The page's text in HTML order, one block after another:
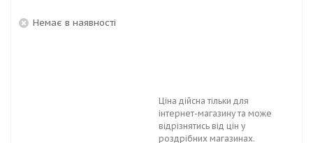
Немає в наявності
Ціна дійсна тільки для
інтернет-магазину та може
відрізнятись від цін у
роздрібних магазинах.